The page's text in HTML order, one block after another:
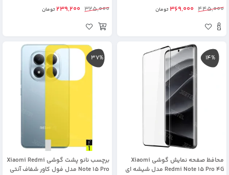
445,000
369,000تومان 325,000
239,200تومان
14%
محافظ صفحه نمایش گوشی Xiaomi
Redmi Note 15 Pro 4G مدل شیشه ای
37%
برچسب نانو پشت گوشی Xiaomi Redmi
Note 15 Pro مدل فول کاور شفاف آنتی